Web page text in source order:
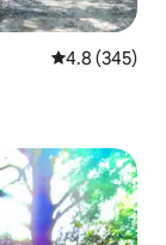
Calificación
4.8 (345)